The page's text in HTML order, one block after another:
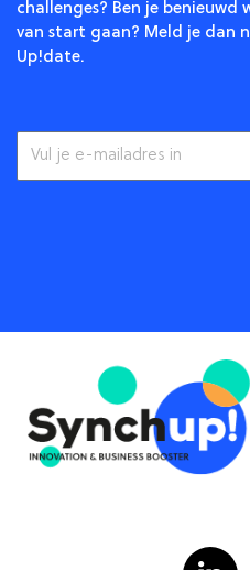
challenges? Ben je benieuwd
van start gaan? Meld je dan
Up!date.